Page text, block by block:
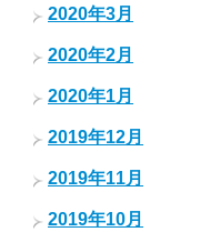
2020年3月
2020年2月
2020年1月
2019年12月
2019年11月
2019年10月